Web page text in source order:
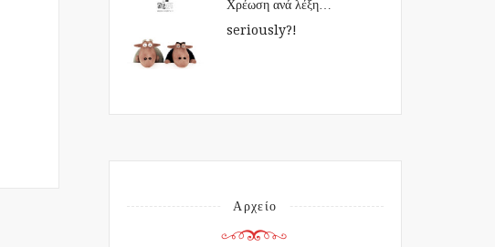
Χρέωση ανά λέξη…
seriously?!
Αρχείο